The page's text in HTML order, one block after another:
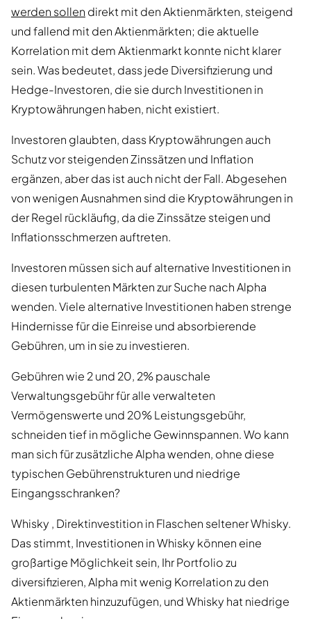
werden sollen direkt mit den Aktienmärkten, steigend
und fallend mit den Aktienmärkten; die aktuelle
Korrelation mit dem Aktienmarkt konnte nicht klarer
sein. Was bedeutet, dass jede Diversifizierung und
Hedge-Investoren, die sie durch Investitionen in
Kryptowährungen haben, nicht existiert.
Investoren glaubten, dass Kryptowährungen auch
Schutz vor steigenden Zinssätzen und Inflation
ergänzen, aber das ist auch nicht der Fall. Abgesehen
von wenigen Ausnahmen sind die Kryptowährungen in
der Regel rückläufig, da die Zinssätze steigen und
Inflationsschmerzen auftreten.
Investoren müssen sich auf alternative Investitionen in
diesen turbulenten Märkten zur Suche nach Alpha
wenden. Viele alternative Investitionen haben strenge
Hindernisse für die Einreise und absorbierende
Gebühren, um in sie zu investieren.
Gebühren wie 2 und 20, 2% pauschale
Verwaltungsgebühr für alle verwalteten
Vermögenswerte und 20% Leistungsgebühr,
schneiden tief in mögliche Gewinnspannen. Wo kann
man sich für zusätzliche Alpha wenden, ohne diese
typischen Gebührenstrukturen und niedrige
Eingangsschranken?
Whisky , Direktinvestition in Flaschen seltener Whisky.
Das stimmt, Investitionen in Whisky können eine
großartige Möglichkeit sein, Ihr Portfolio zu
diversifizieren, Alpha mit wenig Korrelation zu den
Aktienmärkten hinzuzufügen, und Whisky hat niedrige